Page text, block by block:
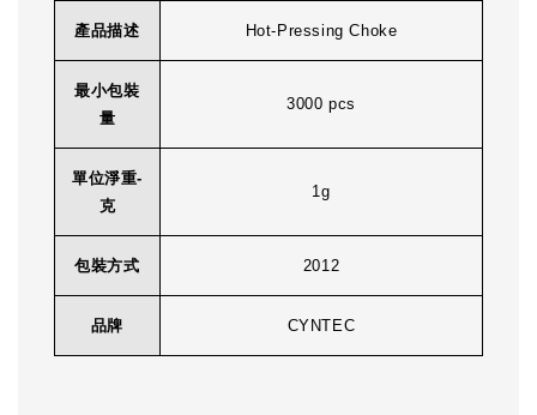
產品描述 Hot-Pressing Choke
最小包裝
量
3000 pcs
單位淨重-
克
1g
包裝方式 2012
品牌 CYNTEC